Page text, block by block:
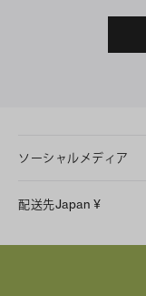
ソーシャルメディア
Facebook
配送先Japan ¥